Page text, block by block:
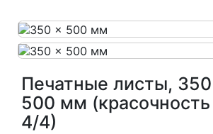
Печатные листы,
500 мм (красочность
4/4)